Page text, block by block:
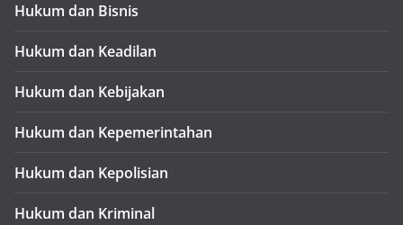
Hukum dan Bisnis
Hukum dan Keadilan
Hukum dan Kebijakan
Hukum dan Kepemerintahan
Hukum dan Kepolisian
Hukum dan Kriminal